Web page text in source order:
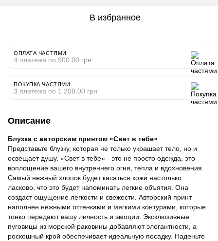
В избранное
ОПЛАТА ЧАСТЯМИ
4 платежа по 900.00 грн
ПОКУПКА ЧАСТЯМИ
3 платежа по 1 200.00 грн
Описание
Блузка с авторским принтом «Свет в тебе»
Представьте блузку, которая не только украшает тело, но и
освещает душу. «Свет в тебе» - это не просто одежда, это
воплощение вашего внутреннего огня, тепла и вдохновения.
Самый нежный хлопок будет касаться кожи настолько
ласково, что это будет напоминать легкие объятия. Она
создаст ощущение легкости и свежести. Авторский принт
наполнен нежными оттенками и мягкими контурами, которые
тонко передают вашу личность и эмоции. Эксклюзивные
пуговицы из морской раковины добавляют элегантности, а
роскошный крой обеспечивает идеальную посадку. Наденьте